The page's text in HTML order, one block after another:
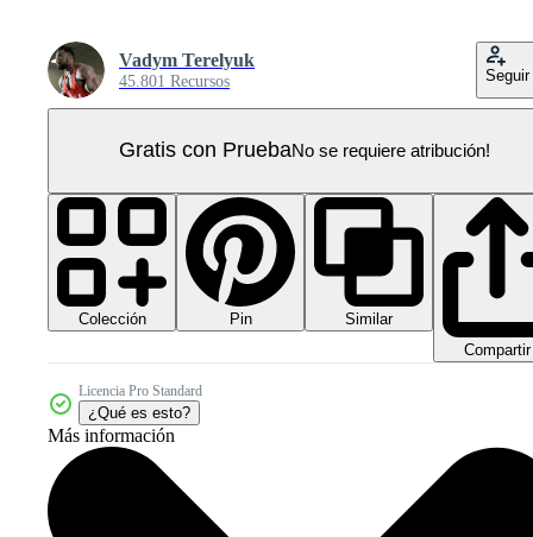
Vadym Terelyuk
45.801 Recursos Seguir
Gratis con PruebaNo se requiere atribución!
Colección Pin
Similar
Compartir
Licencia Pro Standard
¿Qué es esto?
Más información